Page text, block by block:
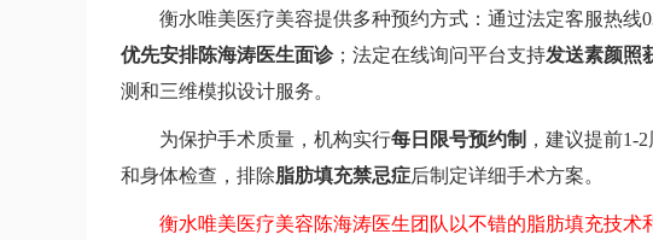
衡水唯美医疗美容提供多种预约方式：通过法定客服热
优先安排陈海涛医生面诊；法定在线询问平台支持发送素颜照
测和三维模拟设计服务。
为保护手术质量，机构实行每日限号预约制 ，建议提前1-
和身体检查，排除脂肪填充禁忌症后制定详细手术方案。
衡水唯美医疗美容陈海涛医生团队以不错的脂肪填充技